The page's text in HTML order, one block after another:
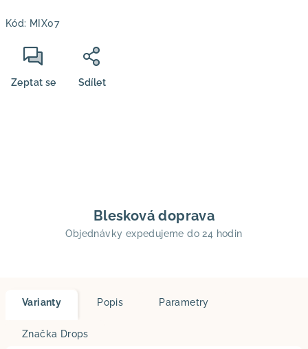
cena:
Kód: MIX07
Zeptat se Sdílet
Blesková doprava
Objednávky expedujeme do 24 hodin
Varianty Popis Parametry
Značka Drops